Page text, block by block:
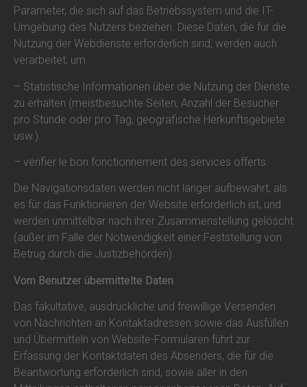
Parameter, die sich auf das Betriebssystem und die IT-
Umgebung des Nutzers beziehen. Diese Daten, die für die
Nutzung der Webdienste erforderlich sind, werden auch
verarbeitet, um
– Statistische Informationen über die Nutzung der Dienste
zu erhalten (meistbesuchte Seiten, Anzahl der Besucher
pro Stunde oder pro Tag, geografische Herkunftsgebiete
usw.).
– vérifier le bon fonctionnement des services offerts.
Die Navigationsdaten werden nicht länger aufbewahrt, als
es für das Funktionieren der Website erforderlich ist, und
werden unmittelbar nach ihrer Zusammenstellung gelöscht
(außer im Falle der Notwendigkeit einer Feststellung von
Betrug durch die Justizbehörden).
Vom Benutzer übermittelte Daten
Das fakultative, ausdrückliche und freiwillige Versenden
von Nachrichten an Kontaktadressen sowie das Ausfüllen
und Übermitteln von Website-Formularen führt zur
Erfassung der Kontaktdaten des Absenders, die für die
Beantwortung erforderlich sind, sowie aller in den